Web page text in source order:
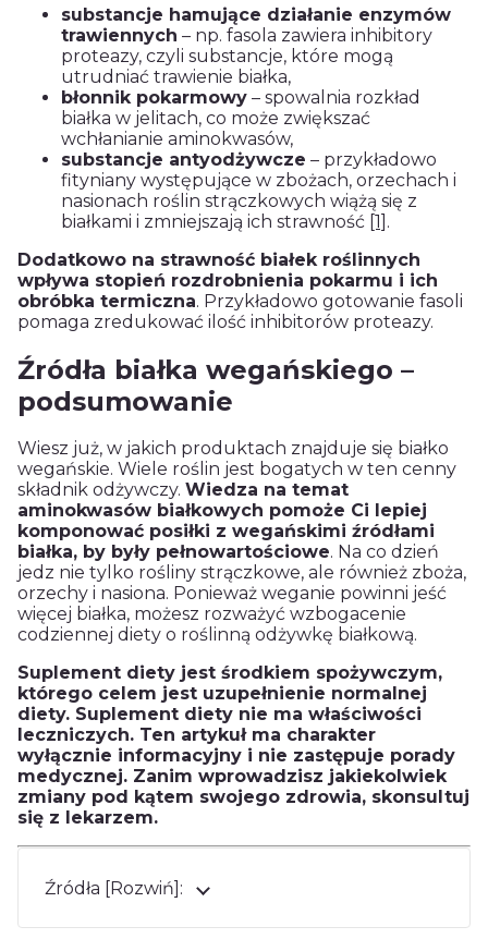
substancje hamujące działanie enzymów
trawiennych – np. fasola zawiera inhibitory
proteazy, czyli substancje, które mogą
utrudniać trawienie białka,
błonnik pokarmowy – spowalnia rozkład
białka w jelitach, co może zwiększać
wchłanianie aminokwasów,
substancje antyodżywcze – przykładowo
fityniany występujące w zbożach, orzechach i
nasionach roślin strączkowych wiążą się z
białkami i zmniejszają ich strawność [1] .
Dodatkowo na strawność białek roślinnych
wpływa stopień rozdrobnienia pokarmu i ich
obróbka termiczna. Przykładowo gotowanie fasoli
pomaga zredukować ilość inhibitorów proteazy.
Źródła białka wegańskiego –
podsumowanie
Wiesz już, w jakich produktach znajduje się białko
wegańskie. Wiele roślin jest bogatych w ten cenny
składnik odżywczy. Wiedza na temat
aminokwasów białkowych pomoże Ci lepiej
komponować posiłki z wegańskimi źródłami
białka, by były pełnowartościowe. Na co dzień
jedz nie tylko rośliny strączkowe, ale również zboża,
orzechy i nasiona. Ponieważ weganie powinni jeść
więcej białka, możesz rozważyć wzbogacenie
codziennej diety o roślinną odżywkę białkową.
Suplement diety jest środkiem spożywczym,
którego celem jest uzupełnienie normalnej
diety. Suplement diety nie ma właściwości
leczniczych. Ten artykuł ma charakter
wyłącznie informacyjny i nie zastępuje porady
medycznej. Zanim wprowadzisz jakiekolwiek
zmiany pod kątem swojego zdrowia, skonsultuj
się z lekarzem.
Źródła [Rozwiń]: